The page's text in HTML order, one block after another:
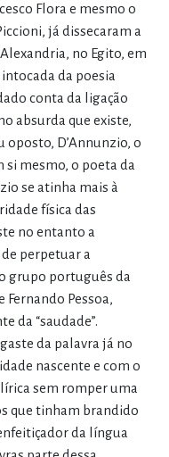
Flora e mesmo o
já dissecaram a
no Egito, em
da poesia
conta da ligação
absurda que existe,
D’Annunzio, o
mesmo, o poeta da
se atinha mais à
física das
no entanto a
perpetuar a
grupo português da
Fernando Pessoa,
da “saudade”.
da palavra já no
nascente e com o
sem romper uma
que tinham brandido
da língua